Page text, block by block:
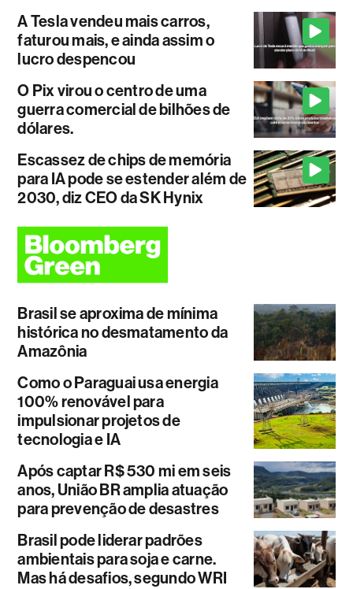
A Tesla vendeu mais carros,
faturou mais, e ainda assim o
lucro despencou
O Pix virou o centro de uma
guerra comercial de bilhões de
dólares.
Escassez de chips de memória
para IA pode se estender além de
2030, diz CEO da SK Hynix
Brasil se aproxima de mínima
histórica no desmatamento da
Amazônia
Como o Paraguai usa energia
100% renovável para
impulsionar projetos de
tecnologia e IA
Após captar R$ 530 mi em seis
anos, União BR amplia atuação
para prevenção de desastres
Brasil pode liderar padrões
ambientais para soja e carne.
Mas há desafios, segundo WRI